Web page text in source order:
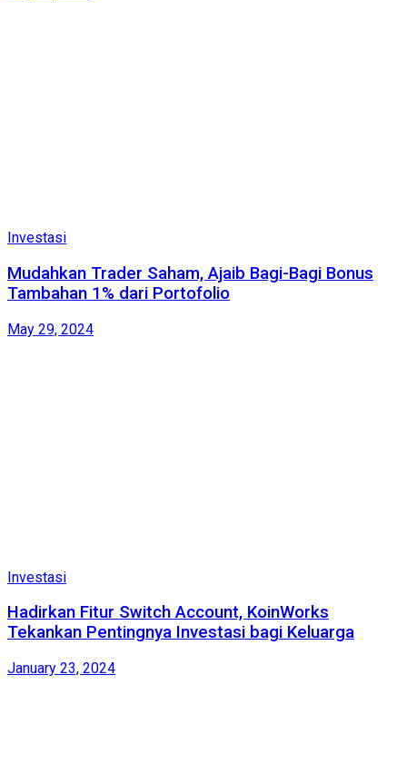
Investasi
Mudahkan Trader Saham, Ajaib Bagi-Bagi Bonus
Tambahan 1% dari Portofolio
May 29, 2024
Investasi
Hadirkan Fitur Switch Account, KoinWorks
Tekankan Pentingnya Investasi bagi Keluarga
January 23, 2024